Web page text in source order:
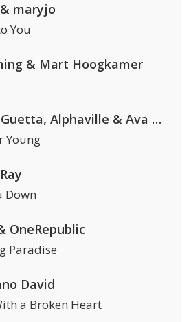
& maryjo
You
& Mart Hoogkamer
David Guetta, Alphaville & Ava Max
Young
Down
OneRepublic
Paradise
David
a Broken Heart